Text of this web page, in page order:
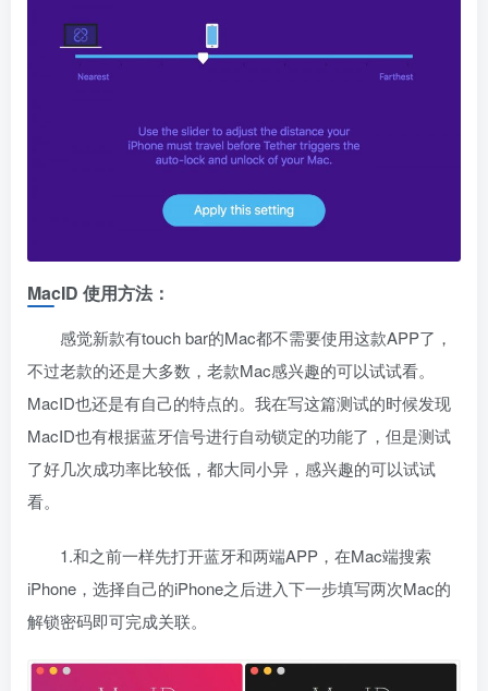
MacID 使用方法：
感觉新款有touch bar的Mac都不需要使用这款APP了，
不过老款的还是大多数，老款Mac感兴趣的可以试试看。
MacID也还是有自己的特点的。我在写这篇测试的时候发现
MacID也有根据蓝牙信号进行自动锁定的功能了，但是测试
了好几次成功率比较低，都大同小异，感兴趣的可以试试
看。
1.和之前一样先打开蓝牙和两端APP，在Mac端搜索
iPhone，选择自己的iPhone之后进入下一步填写两次Mac的
解锁密码即可完成关联。